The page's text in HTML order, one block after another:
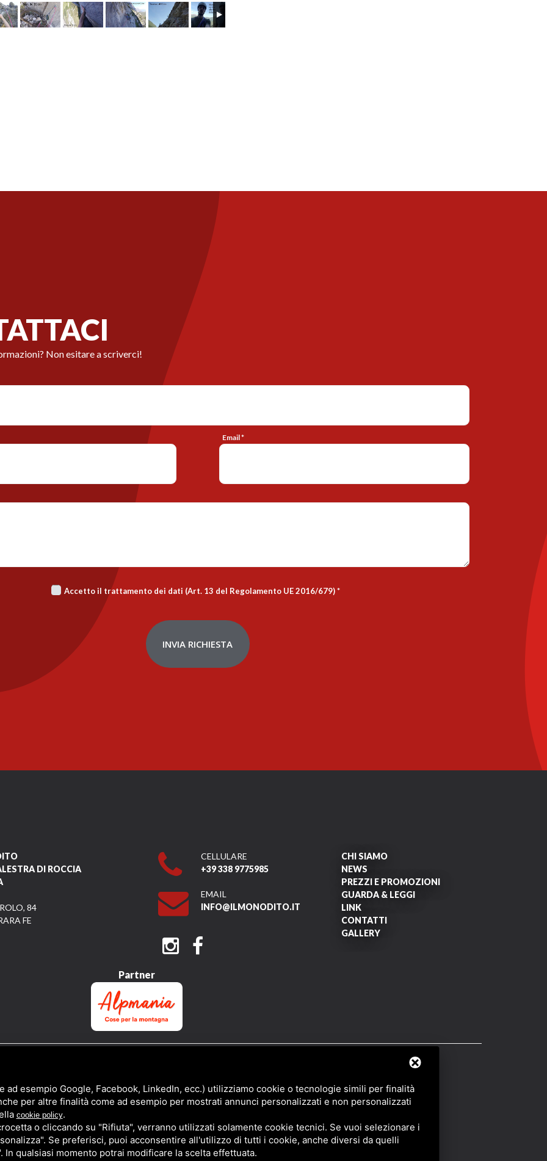
Non esitare a scriverci!
Email *
Accetto il trattamento dei dati (Art. 13 del Regolamento UE 2016/679)*
INVIA RICHIESTA
DI ROCCIA
84
FE
CELLULARE
+39 338 9775985
EMAIL
INFO@ILMONODITO.IT
CHI SIAMO
NEWS
PREZZI E PROMOZIONI
GUARDA & LEGGI
LINK
CONTATTI
GALLERY
Partner
ad esempio Google, Facebook, LinkedIn, ecc.) utilizziamo cookie o tecnologie simili per finalità
per altre finalità come ad esempio per mostrati annunci personalizzati e non personalizzati
cookie policy.
o cliccando su "Rifiuta", verranno utilizzati solamente cookie tecnici. Se vuoi selezionare i
Se preferisci, puoi acconsentire all'utilizzo di tutti i cookie, anche diversi da quelli
qualsiasi momento potrai modificare la scelta effettuata.